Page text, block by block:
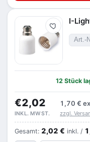
Merken
I-
Art.-
12 Stück
€2,02 1,70 €
INKL. MWST. zzgl.
Gesamt: 2,02 € inkl. /